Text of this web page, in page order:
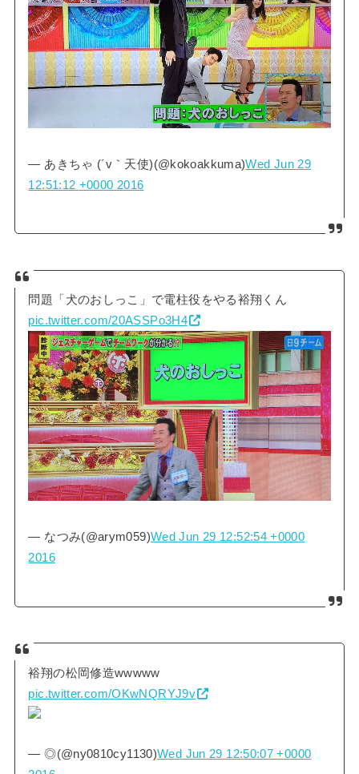
— あきちゃ (´v｀天使)(@kokoakkuma)Wed Jun 29
12:51:12 +0000 2016
問題「犬のおしっこ」で電柱役をやる裕翔くん
pic.twitter.com/20ASSPo3H4
— なつみ(@arym059)Wed Jun 29 12:52:54 +0000
2016
裕翔の松岡修造wwwww
pic.twitter.com/OKwNQRYJ9v
— ◎(@ny0810cy1130)Wed Jun 29 12:50:07 +0000